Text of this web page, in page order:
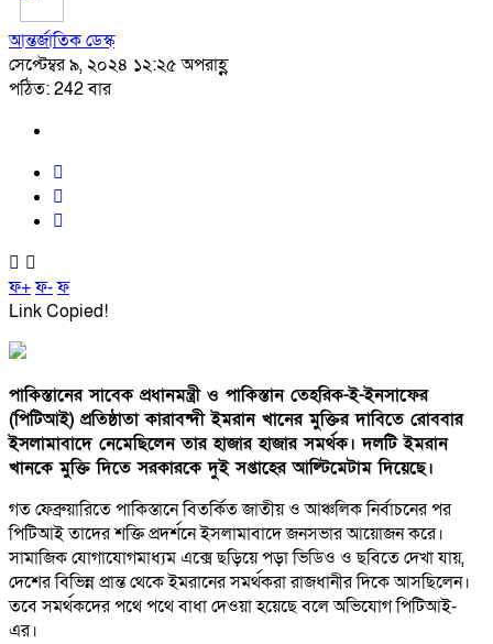
আন্তর্জাতিক ডেস্ক
সেপ্টেম্বর ৯, ২০২৪ ১২:২৫ অপরাহ্ণ
পঠিত: 242 বার
ফ+ফ-ফ
Link Copied!
পাকিস্তানের সাবেক প্রধানমন্ত্রী ও পাকিস্তান তেহরিক-ই-ইনসাফের
(পিটিআই) প্রতিষ্ঠাতা কারাবন্দী ইমরান খানের মুক্তির দাবিতে রোববার
ইসলামাবাদে নেমেছিলেন তার হাজার হাজার সমর্থক। দলটি ইমরান
খানকে মুক্তি দিতে সরকারকে দুই সপ্তাহের আল্টিমেটাম দিয়েছে।
গত ফেব্রুয়ারিতে পাকিস্তানে বিতর্কিত জাতীয় ও আঞ্চলিক নির্বাচনের পর
পিটিআই তাদের শক্তি প্রদর্শনে ইসলামাবাদে জনসভার আয়োজন করে।
সামাজিক যোগাযোগমাধ্যম এক্সে ছড়িয়ে পড়া ভিডিও ও ছবিতে দেখা যায়,
দেশের বিভিন্ন প্রান্ত থেকে ইমরানের সমর্থকরা রাজধানীর দিকে আসছিলেন।
তবে সমর্থকদের পথে পথে বাধা দেওয়া হয়েছে বলে অভিযোগ পিটিআই-
এর।